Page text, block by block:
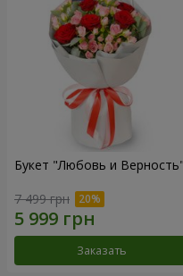
Букет "Любовь и Верность"
7 499 грн
Заказать